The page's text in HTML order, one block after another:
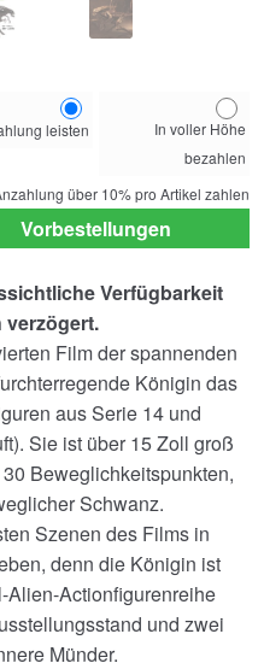
leisten
In voller Höhe
bezahlen
über 10%pro Artikel zahlen
Vorbestellungen
Verfügbarkeit
verzögert.
Film der spannenden
Königin das
aus Serie 14 und
Sie ist über 15 Zoll groß
Beweglichkeitspunkten,
Schwanz.
Szenen des Films in
denn die Königin ist
Alien-Actionfigurenreihe
und zwei
Münder.